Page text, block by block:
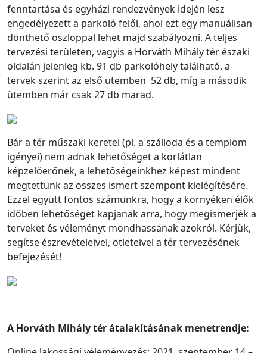
fenntartása és egyházi rendezvények idején lesz
engedélyezett a parkoló felől, ahol ezt egy manuálisan
dönthető oszloppal lehet majd szabályozni. A teljes
tervezési területen, vagyis a Horváth Mihály tér északi
oldalán jelenleg kb. 91 db parkolóhely található, a
tervek szerint az első ütemben 52 db, míg a második
ütemben már csak 27 db marad.
Bár a tér műszaki keretei (pl. a szálloda és a templom
igényei) nem adnak lehetőséget a korlátlan
képzelőerőnek, a lehetőségeinkhez képest mindent
megtettünk az összes ismert szempont kielégítésére.
Ezzel együtt fontos számunkra, hogy a környéken élők
időben lehetőséget kapjanak arra, hogy megismerjék a
terveket és véleményt mondhassanak azokról. Kérjük,
segítse észrevételeivel, ötleteivel a tér tervezésének
befejezését!
A Horváth Mihály tér átalakításának menetrendje: